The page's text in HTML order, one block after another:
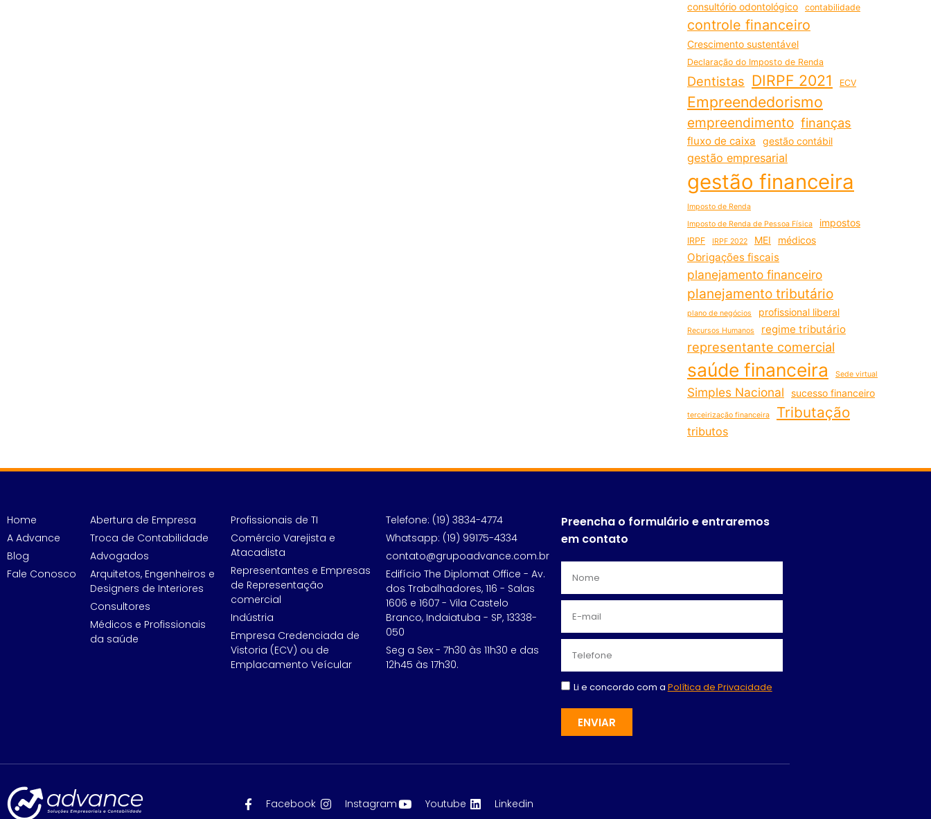
consultório odontológico contabilidade
controle financeiro
Crescimento sustentável
Declaração do Imposto de Renda
Dentistas DIRPF 2021 ECV
Empreendedorismo
empreendimento finanças
fluxo de caixa gestão contábil
gestão empresarial
gestão financeira
Imposto de Renda
Imposto de Renda de Pessoa Física
impostos
IRPF IRPF 2022 MEI médicos
Obrigações fiscais
planejamento financeiro
planejamento tributário
plano de negócios profissional liberal
Recursos Humanos regime tributário
representante comercial
saúde financeira Sede virtual
Simples Nacional sucesso financeiro
terceirização financeira Tributação
tributos
Home
A Advance
Blog
Fale Conosco
Abertura de Empresa
Troca de Contabilidade
Advogados
Arquitetos, Engenheiros e
Designers de Interiores
Consultores
Médicos e Profissionais
da saúde
Profissionais de TI
Comércio Varejista e
Atacadista
Representantes e Empresas
de Representação
comercial
Indústria
Empresa Credenciada de
Vistoria (ECV) ou de
Emplacamento Veícular
Telefone: (19) 3834-4774
Whatsapp: (19) 99175-4334
contato@grupoadvance.com.br
Edifício The Diplomat Office - Av.
dos Trabalhadores, 116 - Salas
1606 e 1607 - Vila Castelo
Branco, Indaiatuba - SP, 13338-
050
Seg a Sex - 7h30 às 11h30 e das
12h45 às 17h30.
Preencha o formulário e entraremos
em contato
Li e concordo com a Política de Privacidade
ENVIAR
Facebook Instagram Youtube Linkedin